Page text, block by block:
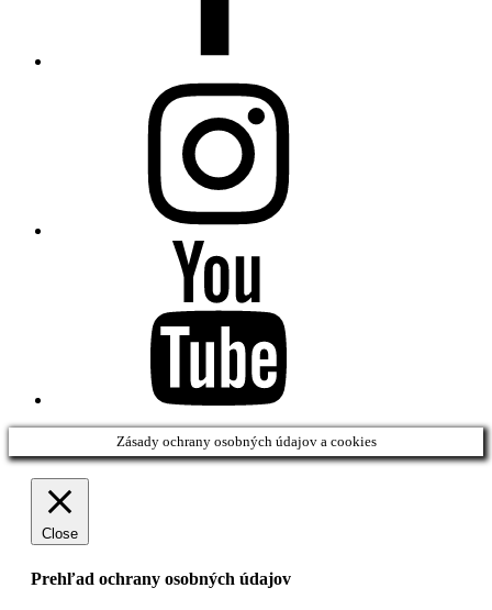
Zásady ochrany osobných údajov a cookies
Close
Prehľad ochrany osobných údajov